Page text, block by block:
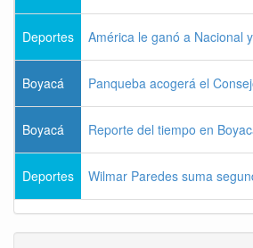
Deportes América le ganó a Nacional
Boyacá Panqueba acogerá el
Boyacá Reporte del tiempo en
Deportes Wilmar Paredes suma